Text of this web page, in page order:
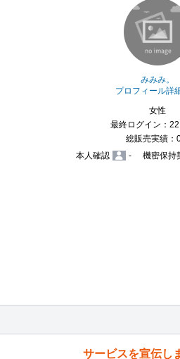
みみみ。
プロフィール詳
女性
最終ログイン：
総販売実績：
本人確認
- 機密保持
サービスを宣伝し